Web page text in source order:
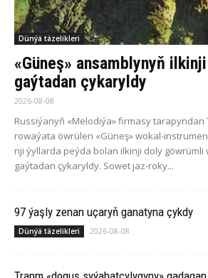
Dünýä täzelikleri
«Güneş» ansamblynyň
gaýtadan çykaryldy
2026-08-08
Russiýanyň «Melodiýa» firmasy
rowaýata öwrülen «Güneş» wokal-
nji ýyllarda peýda bolan ilkinji doly göwrümli
gaýtadan çykaryldy. Sowet jaz-roky...
97 ýaşly zenan uçaryň ganatyna çykdy
Dünýä täzelikleri 2026-08-08